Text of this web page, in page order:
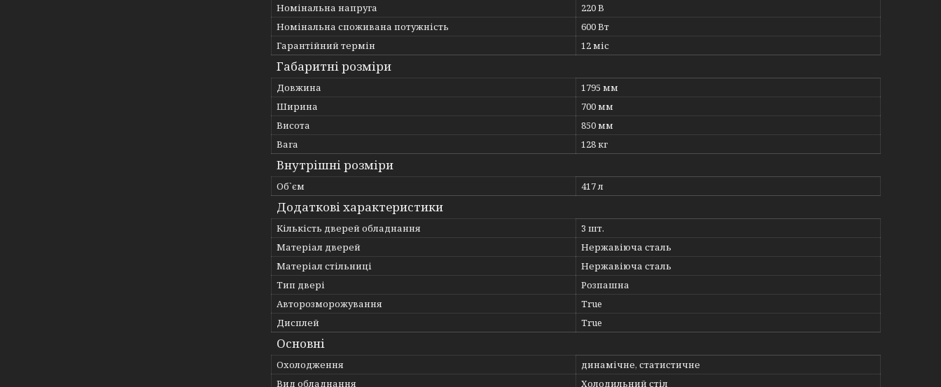
Номінальна напруга
220 В
Номінальна споживана потужність
600 Вт
Гарантійний термін
12 міс
Габаритні розміри
Довжина
1795 мм
Ширина
700 мм
Висота
850 мм
Вага
128 кг
Внутрішні розміри
Об`єм 417 л
Додаткові характеристики
Кількість дверей обладнання
3 шт.
Матеріал дверей
Нержавіюча сталь
Матеріал стільниці
Нержавіюча сталь
Тип двері
Розпашна
Авторозморожування
True
Дисплей
True
Основні
Охолодження
динамічне, статистичне
Вид обладнання
Холодильний стіл